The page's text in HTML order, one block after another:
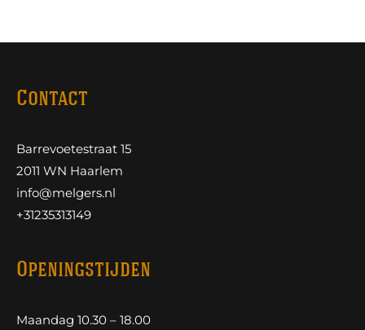
Contact
Barrevoetestraat 15
2011 WN Haarlem
info@melgers.nl
+31235313149
Openingstijden
Maandag 10.30 – 18.00